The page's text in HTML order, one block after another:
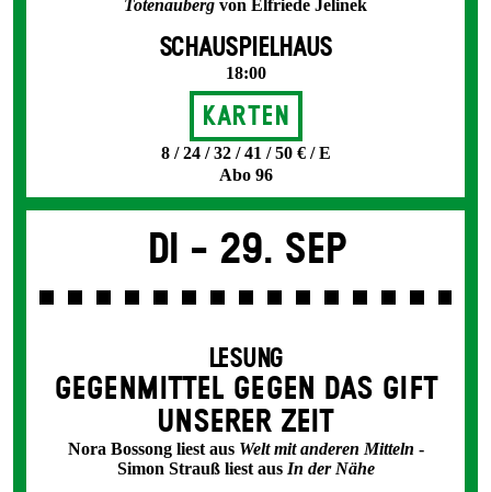
Totenauberg von Elfriede Jelinek
SCHAUSPIELHAUS
18:00
Karten
8 / 24 / 32 / 41 / 50 € / E
Abo 96
Di - 29. Sep
LESUNG
GEGEN­MITTEL GEGEN DAS GIFT
UNSERER ZEIT
Nora Bossong liest aus Welt mit anderen Mitteln -
Simon Strauß liest aus In der Nähe